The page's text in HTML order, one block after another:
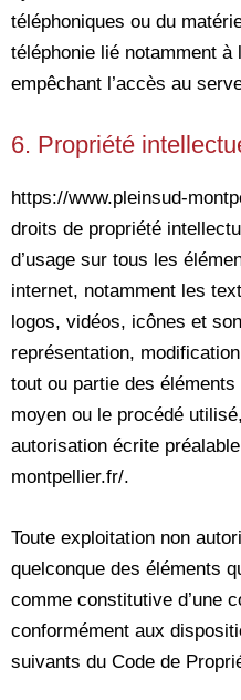
téléphoniques ou du
téléphonie lié notamment à
empêchant l’accès au
6. Propriété
https://www.pleinsud-
droits de propriété
d’usage sur tous les
internet, notamment les
logos, vidéos, icônes et
représentation,
tout ou partie des
moyen ou le procédé
autorisation écrite
montpellier.fr/.
Toute exploitation non
quelconque des éléments
comme constitutive d’une
conformément aux
suivants du Code de